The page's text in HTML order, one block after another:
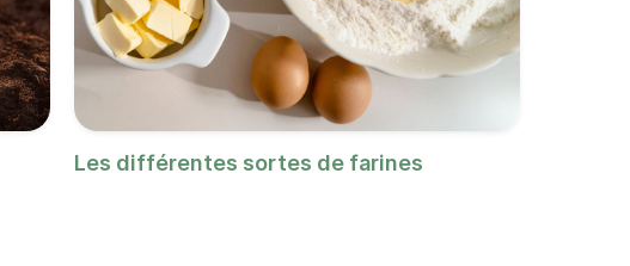
Les différentes sortes de farines